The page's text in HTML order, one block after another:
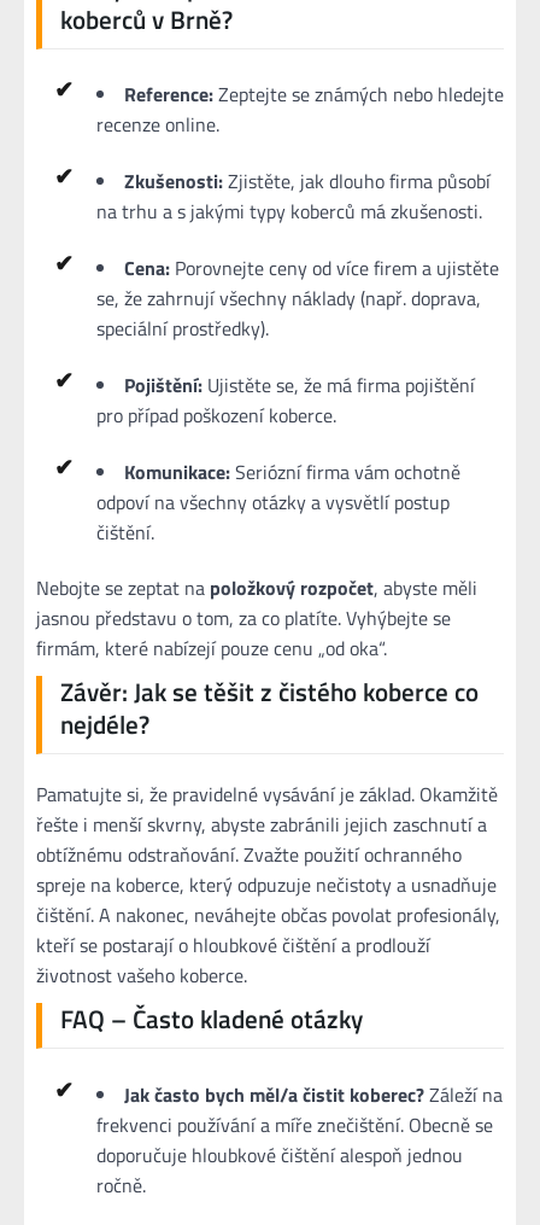
koberců v Brně?
Reference:Zeptejte se známých nebo hledejte
recenze online.
Zkušenosti:Zjistěte, jak dlouho firma působí
na trhu a s jakými typy koberců má zkušenosti.
Cena: Porovnejte ceny od více firem a ujistěte
se, že zahrnují všechny náklady (např. doprava,
speciální prostředky).
Pojištění: Ujistěte se, že má firma pojištění
pro případ poškození koberce.
Komunikace:Seriózní firma vám ochotně
odpoví na všechny otázky a vysvětlí postup
čištění.
Nebojte se zeptat na položkový rozpočet, abyste měli
jasnou představu o tom, za co platíte. Vyhýbejte se
firmám, které nabízejí pouze cenu „od oka“.
Závěr: Jak se těšit z čistého koberce co
nejdéle?
Pamatujte si, že pravidelné vysávání je základ. Okamžitě
řešte i menší skvrny, abyste zabránili jejich zaschnutí a
obtížnému odstraňování. Zvažte použití ochranného
spreje na koberce, který odpuzuje nečistoty a usnadňuje
čištění. A nakonec, neváhejte občas povolat profesionály,
kteří se postarají o hloubkové čištění a prodlouží
životnost vašeho koberce.
FAQ – Často kladené otázky
Jak často bych měl/a čistit koberec?Záleží na
frekvenci používání a míře znečištění. Obecně se
doporučuje hloubkové čištění alespoň jednou
ročně.